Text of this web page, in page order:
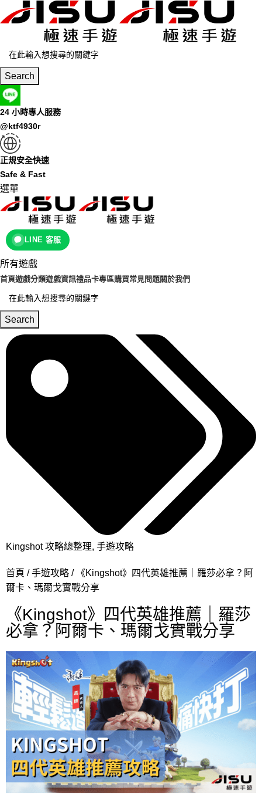
Search
24 小時專人服務
@ktf4930r
正規安全快速
Safe & Fast
選單
LINE 客服
所有遊戲
首頁遊戲分類遊戲資訊禮品卡專區購買常見問題關於我們
Search
Kingshot 攻略總整理, 手遊攻略
首頁 手遊攻略
《Kingshot》四代英雄推薦｜羅莎必拿？阿
爾卡、瑪爾戈實戰分享
《Kingshot》四代英雄推薦｜羅莎
必拿？阿爾卡、瑪爾戈實戰分享